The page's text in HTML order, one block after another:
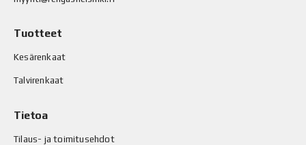
Tuotteet
Kesärenkaat
Talvirenkaat
Tietoa
Tilaus- ja toimitusehdot